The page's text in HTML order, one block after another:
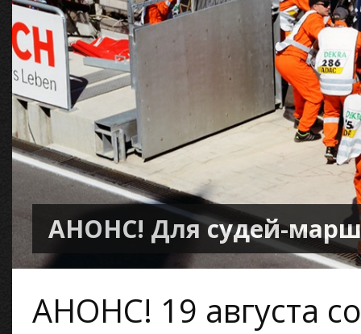
АНОНС! Для судей-
АНОНС! 19 августа